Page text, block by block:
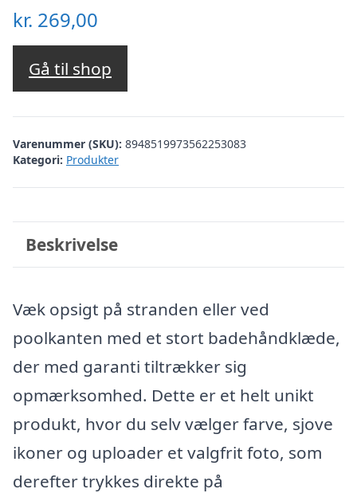
kr. 269,00
Gå til shop
Varenummer (SKU): 8948519973562253083
Kategori: Produkter
Beskrivelse
Væk opsigt på stranden eller ved
poolkanten med et stort badehåndklæde,
der med garanti tiltrækker sig
opmærksomhed. Dette er et helt unikt
produkt, hvor du selv vælger farve, sjove
ikoner og uploader et valgfrit foto, som
derefter trykkes direkte på